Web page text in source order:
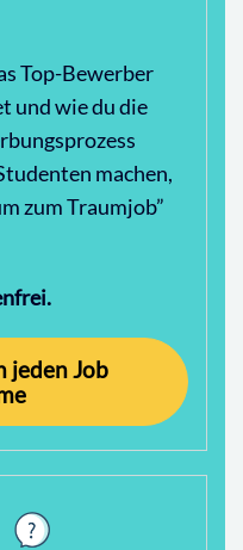
Top-Bewerber
und wie du die
machen,
zum Traumjob”
jeden Job